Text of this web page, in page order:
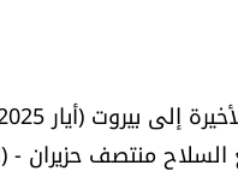
منتصف حزيران